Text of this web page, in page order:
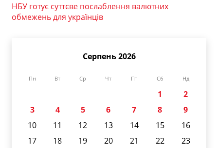
НБУ готує суттєве послаблення валютних
обмежень для українців
Серпень 2026
Пн Вт Ср Чт Пт Сб Нд
1
2
3
4 5 6 7 8
9
10
11 12 13 14 15
16
17
18 19 20 21 22
23